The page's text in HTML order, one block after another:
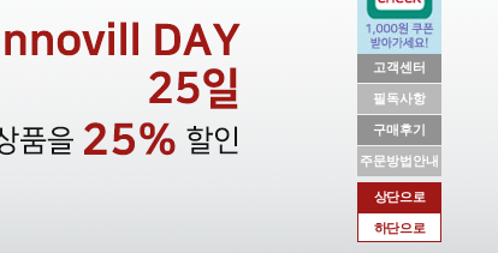
고객센터
필독사항
구매후기
주문방법안내
상단으로
하단으로